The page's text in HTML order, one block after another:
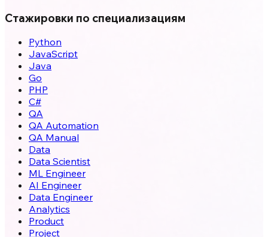
Стажировки по специализациям
Python
JavaScript
Java
Go
PHP
C#
QA
QA Automation
QA Manual
Data
Data Scientist
ML Engineer
AI Engineer
Data Engineer
Analytics
Product
Project